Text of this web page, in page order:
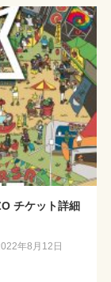
チケット詳細
年8月12日